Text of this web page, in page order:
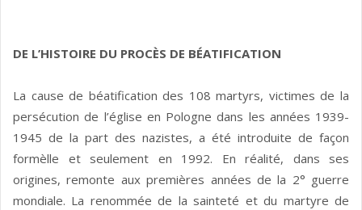
DE L’HISTOIRE DU PROCÈS DE BÉATIFICATION
La cause de béatification des 108 martyrs, victimes de la
persécution de l’église en Pologne dans les années 1939-
1945 de la part des nazistes, a été introduite de façon
formèlle et seulement en 1992. En réalité, dans ses
origines, remonte aux premières années de la 2° guerre
mondiale. La renommée de la sainteté et du martyre de